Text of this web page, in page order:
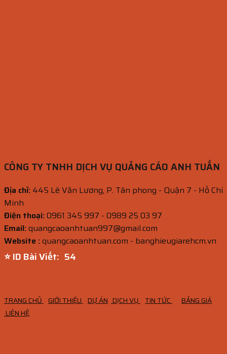
CÔNG TY TNHH DỊCH VỤ QUẢNG CÁO ANH TUẤN
Địa chỉ: 445 Lê Văn Lương, P. Tân phong - Quận 7 - Hồ Chí
Minh
Điện thoại:0961 345 997 - 0989 25 03 97
Email:quangcaoanhtuan997@gmail.com
Website :quangcaoanhtuan.com - banghieugiarehcm.vn
⭐ ID Bài Viết: 52
TRANG CHỦ GIỚI THIỆU DỰ ÁN DỊCH VỤ TIN TỨC
BẢNG GIÁ
LIÊN HỆ